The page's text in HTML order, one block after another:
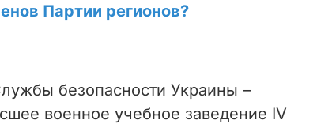
Партии регионов?
безопасности Украины –
военное учебное заведение IV